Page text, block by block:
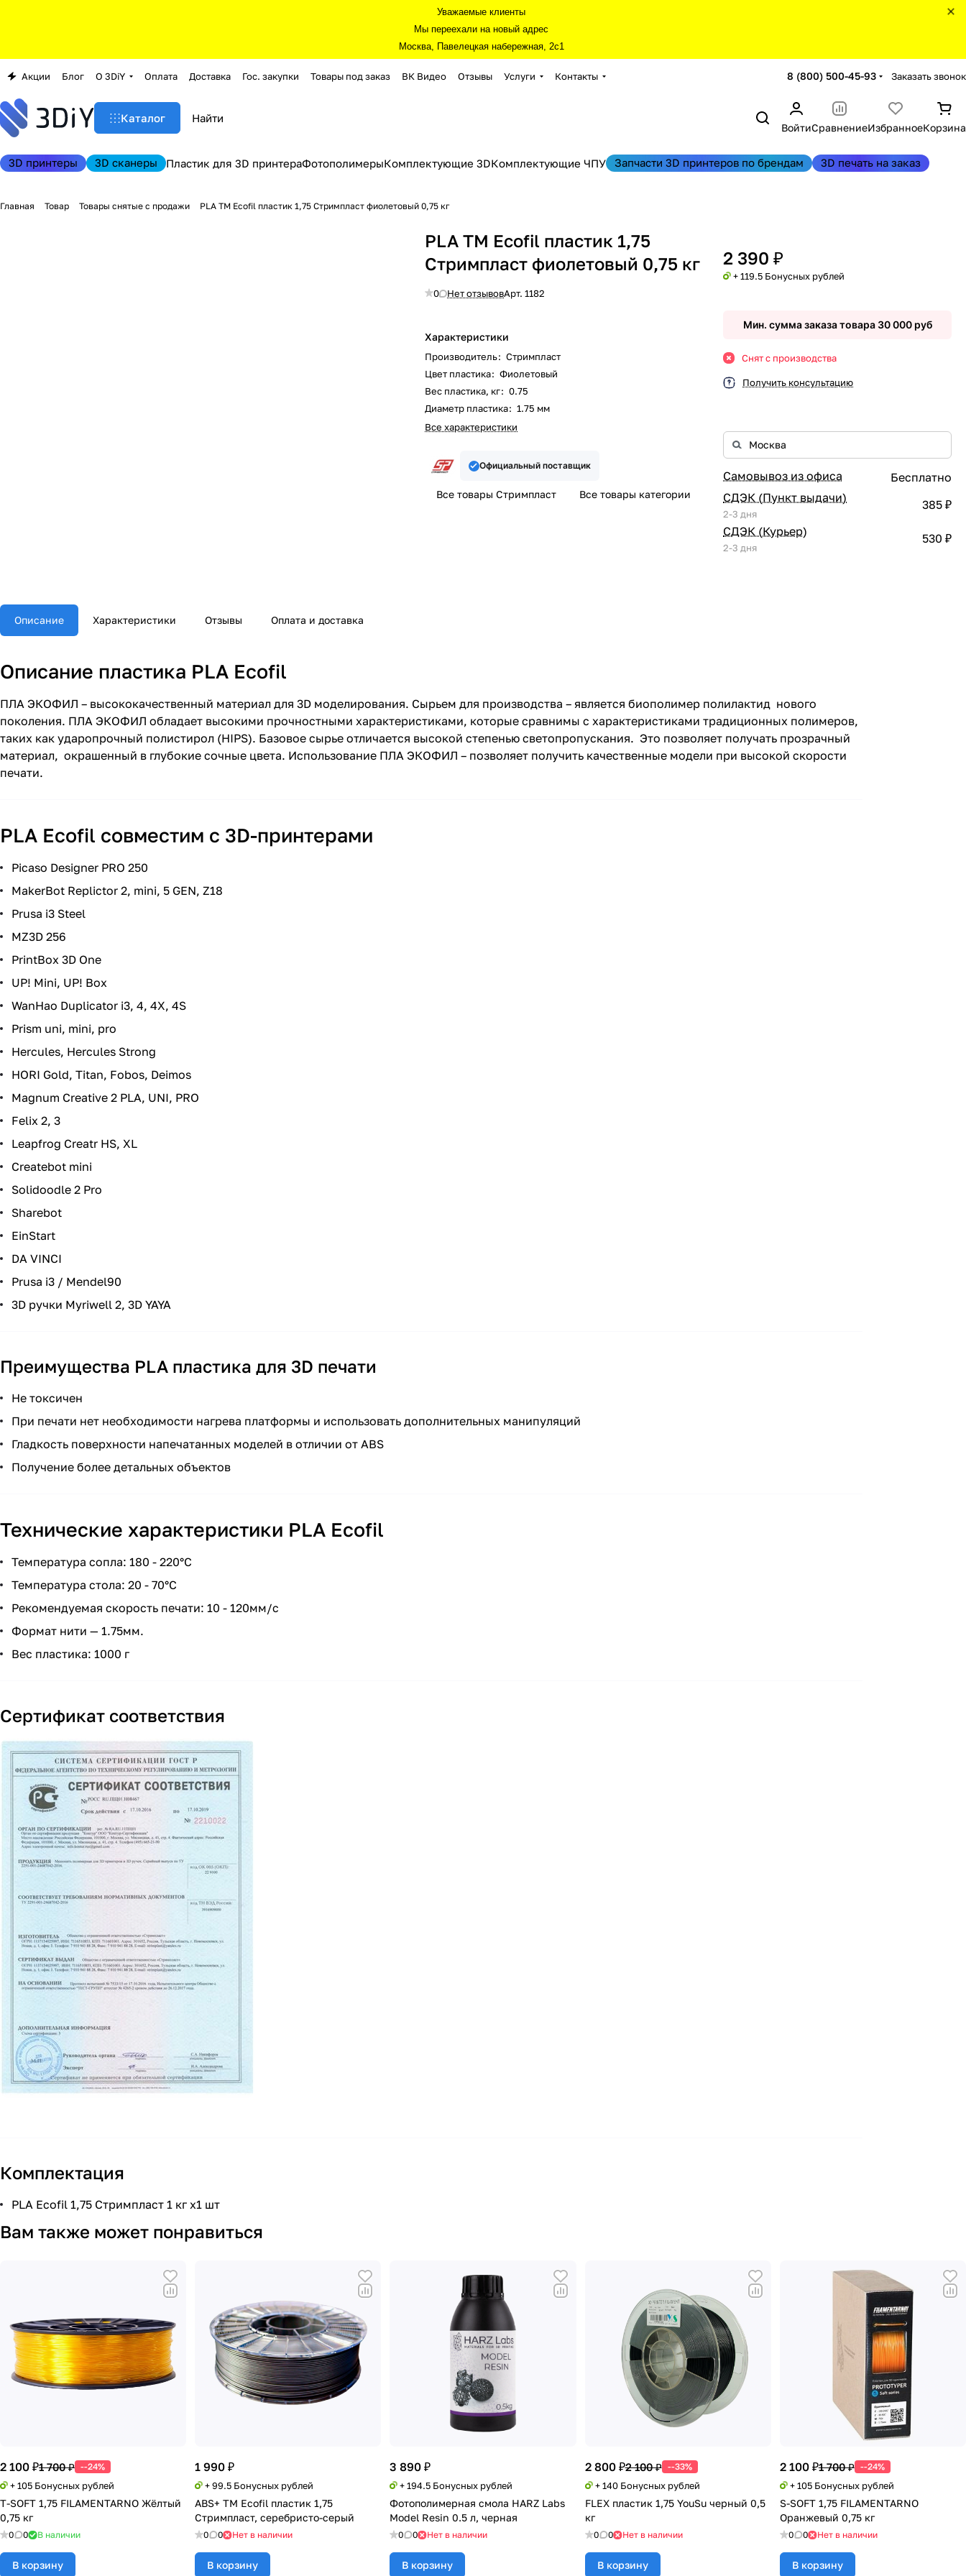
Уважаемые клиенты
Мы переехали на новый адрес
Москва, Павелецкая набережная, 2с1
Акции Блог О 3DiY Оплата Доставка Гос. закупки Товары под заказ ВК Видео Отзывы Услуги Контакты 8 (800) 500-45-93 Заказать звонок
Каталог
ВойтиСравнениеИзбранноеКорзина
3D принтеры 3D сканеры Пластик для 3D принтераФотополимерыКомплектующие 3DКомплектующие ЧПУ Запчасти 3D принтеров по брендам 3D печать на заказ
Главная Товар Товары снятые с продажи PLA TM Ecofil пластик 1,75 Стримпласт фиолетовый 0,75 кг
PLA TM Ecofil пластик 1,75
Стримпласт фиолетовый 0,75 кг
0 Нет отзывовАрт.1182
Характеристики
Производитель: Стримпласт
Цвет пластика: Фиолетовый
Вес пластика, кг: 0.75
Диаметр пластика: 1.75 мм
Все характеристики
Официальный поставщик
Все товары Стримпласт Все товары категории
2 390 ₽
+ 119.5 Бонусных рублей
Мин. сумма заказа товара 30 000 руб
Снят с производства
Получить консультацию
Самовывоз из офиса
Бесплатно
СДЭК (Пункт выдачи)
2-3 дня
385 ₽
СДЭК (Курьер)
2-3 дня
530 ₽
Описание Характеристики Отзывы Оплата и доставка
Описание пластика PLA Ecofil
ПЛА ЭКОФИЛ – высококачественный материал для 3D моделирования. Сырьем для производства – является биополимер полилактид нового
поколения. ПЛА ЭКОФИЛ обладает высокими прочностными характеристиками, которые сравнимы с характеристиками традиционных полимеров,
таких как ударопрочный полистирол (HIPS). Базовое сырье отличается высокой степенью светопропускания. Это позволяет получать прозрачный
материал, окрашенный в глубокие сочные цвета. Использование ПЛА ЭКОФИЛ – позволяет получить качественные модели при высокой скорости
печати.
PLA Ecofil совместим с 3D-принтерами
Picaso Designer PRO 250
MakerBot Replictor 2, mini, 5 GEN, Z18
Prusa i3 Steel
MZ3D 256
PrintBox 3D One
UP! Mini, UP! Box
WanHao Duplicator i3, 4, 4X, 4S
Prism uni, mini, pro
Hercules, Hercules Strong
HORI Gold, Titan, Fobos, Deimos
Magnum Creative 2 PLA, UNI, PRO
Felix 2, 3
Leapfrog Creatr HS, XL
Createbot mini
Solidoodle 2 Pro
Sharebot
EinStart
DA VINCI
Prusa i3 / Mendel90
3D ручки Myriwell 2, 3D YAYA
Преимущества PLA пластика для 3D печати
Не токсичен
При печати нет необходимости нагрева платформы и использовать дополнительных манипуляций
Гладкость поверхности напечатанных моделей в отличии от ABS
Получение более детальных объектов
Технические характеристики PLA Ecofil
Температура сопла: 180 - 220°С
Температура стола: 20 - 70°С
Рекомендуемая скорость печати: 10 - 120мм/с
Формат нити — 1.75мм.
Вес пластика: 1000 г
Сертификат соответствия
Комплектация
PLA Ecofil 1,75 Стримпласт 1 кг x1 шт
Вам также может понравиться
2 100 ₽1 700 ₽ --24%
+ 105 Бонусных рублей
T-SOFT 1,75 FILAMENTARNO Жёлтый
0,75 кг
0 0 В наличии
В корзину
1 990 ₽
+ 99.5 Бонусных рублей
ABS+ TM Ecofil пластик 1,75
Стримпласт, серебристо-серый
0 0 Нет в наличии
В корзину
3 890 ₽
+ 194.5 Бонусных рублей
Фотополимерная смола HARZ Labs
Model Resin 0.5 л, черная
0 0 Нет в наличии
В корзину
2 800 ₽2 100 ₽ --33%
+ 140 Бонусных рублей
FLEX пластик 1,75 YouSu черный 0,5
кг
0 0 Нет в наличии
В корзину
2 100 ₽1 700 ₽ --24%
+ 105 Бонусных рублей
S-SOFT 1,75 FILAMENTARNO
Оранжевый 0,75 кг
0 0 Нет в наличии
В корзину